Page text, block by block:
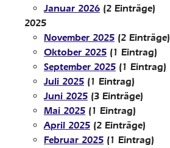
Januar 2026 (2 Einträge)
2025
November 2025 (2 Einträge)
Oktober 2025 (1 Eintrag)
September 2025 (1 Eintrag)
Juli 2025 (1 Eintrag)
Juni 2025 (3 Einträge)
Mai 2025 (1 Eintrag)
April 2025 (2 Einträge)
Februar 2025 (1 Eintrag)